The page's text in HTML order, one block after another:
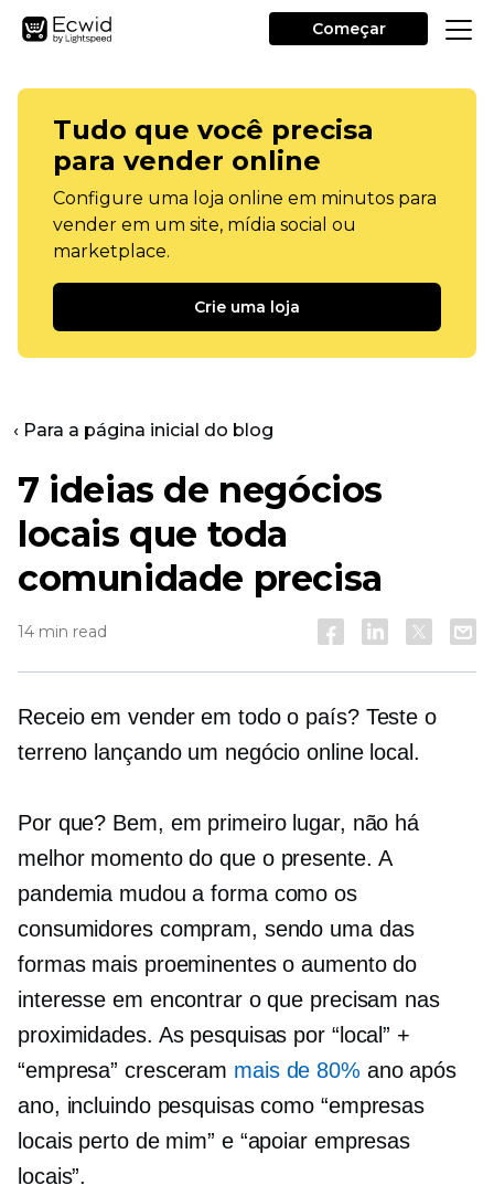
Começar
Tudo que você precisa
para vender online
Configure uma loja online em minutos para
vender em um site, mídia social ou
marketplace.
Crie uma loja
‹ Para a página inicial do blog
7 ideias de negócios
locais que toda
comunidade precisa
14 min read
Receio em vender em todo o país? Teste o
terreno lançando um negócio online local.
Por que? Bem, em primeiro lugar, não há
melhor momento do que o presente. A
pandemia mudou a forma como os
consumidores compram, sendo uma das
formas mais proeminentes o aumento do
interesse em encontrar o que precisam nas
proximidades. As pesquisas por “local” +
“empresa” cresceram mais de 80% ano após
ano, incluindo pesquisas como “empresas
locais perto de mim” e “apoiar empresas
locais”.